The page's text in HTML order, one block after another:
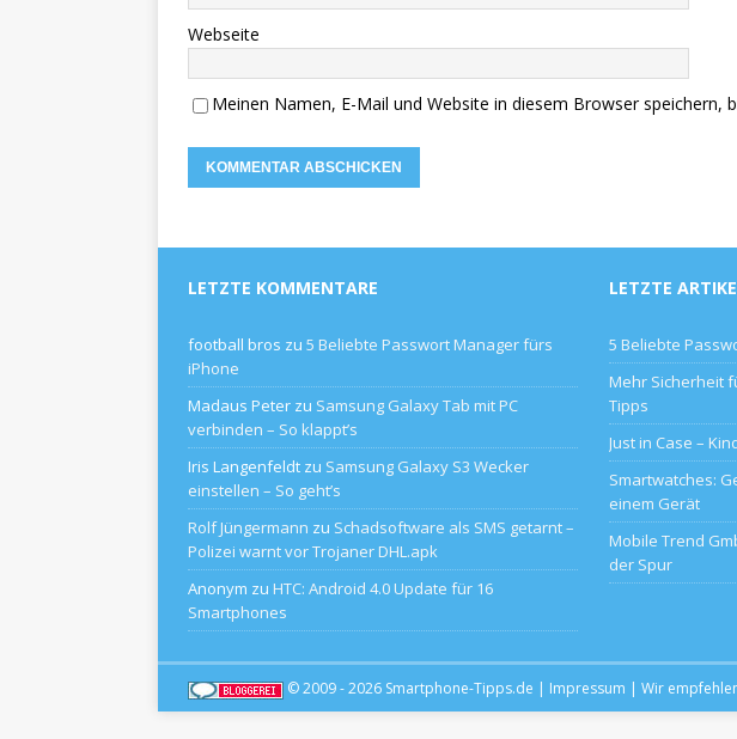
Webseite
Meinen Namen, E-Mail und Website in diesem Browser speichern,
LETZTE KOMMENTARE
football bros zu 5 Beliebte Passwort Manager fürs
iPhone
Madaus Peter zu Samsung Galaxy Tab mit PC
verbinden – So klappt’s
Iris Langenfeldt zu Samsung Galaxy S3 Wecker
einstellen – So geht’s
Rolf Jüngermann zu Schadsoftware als SMS getarnt –
Polizei warnt vor Trojaner DHL.apk
Anonym zu HTC: Android 4.0 Update für 16
Smartphones
LETZTE
5 Beliebte
Mehr Sicherheit
Tipps
Just in Case –
Smartwatches:
einem Gerät
Mobile Trend
der Spur
© 2009 - 2026 Smartphone-Tipps.de | Impressum | Wir